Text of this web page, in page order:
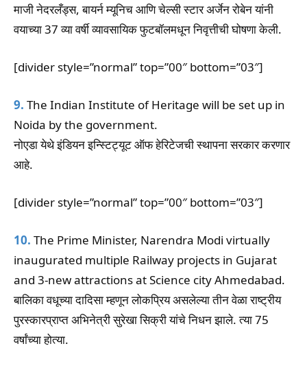
माजी नेदरलँड्स, बायर्न म्यूनिच आणि चेल्सी स्टार अर्जेन रोबेन यांनी
वयाच्या 37 व्या वर्षी व्यावसायिक फुटबॉलमधून निवृत्तीची घोषणा केली.
[divider style=”normal” top=”00″ bottom=”03″]
9. The Indian Institute of Heritage will be set up in
Noida by the government.
नोएडा येथे इंडियन इन्स्टिट्यूट ऑफ हेरिटेजची स्थापना सरकार करणार
आहे.
[divider style=”normal” top=”00″ bottom=”03″]
10. The Prime Minister, Narendra Modi virtually
inaugurated multiple Railway projects in Gujarat
and 3-new attractions at Science city Ahmedabad.
बालिका वधूच्या दादिसा म्हणून लोकप्रिय असलेल्या तीन वेळा राष्ट्रीय
पुरस्कारप्राप्त अभिनेत्री सुरेखा सिक्री यांचे निधन झाले. त्या 75
वर्षांच्या होत्या.